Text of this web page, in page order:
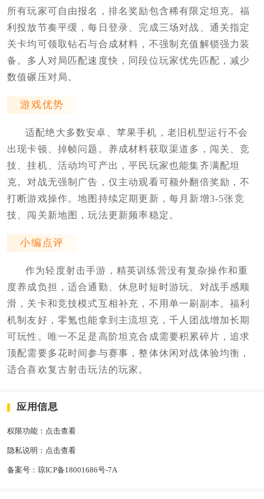
所有玩家可自由报名，排名奖励包含稀有限定坦克。福
利投放节奏平缓，每日登录、完成三场对战、通关指定
关卡均可领取钻石与合成材料，不强制充值解锁强力装
备。多人对局匹配速度快，同段位玩家优先匹配，减少
数值碾压对局。
游戏优势
适配绝大多数安卓、苹果手机，老旧机型运行不会
出现卡顿、掉帧问题。养成材料获取渠道多，闯关、竞
技、挂机、活动均可产出，平民玩家也能集齐满配坦
克。对战无强制广告，仅主动观看可额外翻倍奖励，不
打断游戏操作。地图持续定期更新，每月新增3-5张竞
技、闯关新地图，玩法更新频率稳定。
小编点评
作为轻度射击手游，精英训练营没有复杂操作和重
度养成负担，适合通勤、休息时短时游玩。对战手感顺
滑，关卡和竞技模式互相补充，不用单一刷副本。福利
机制友好，零氪也能拿到主流坦克，千人团战增加长期
可玩性。唯一不足是高阶坦克合成需要积累碎片，追求
顶配需要多花时间参与赛事，整体休闲对战体验均衡，
适合喜欢复古射击玩法的玩家。
应用信息
权限功能： 点击查看
隐私说明： 点击查看
备案号： 琼ICP备18001686号-7A